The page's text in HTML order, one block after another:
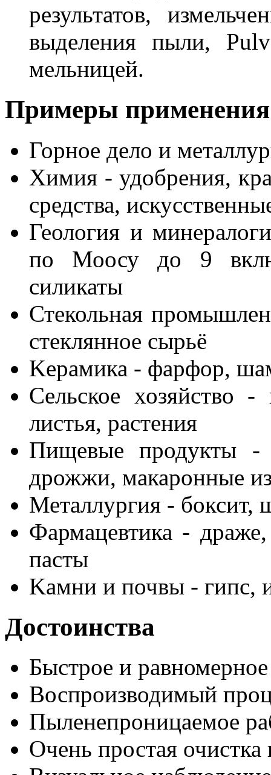
результатов,
выделения пыли,
мельницей.
Примеры применения
Горное дело и
Химия - удобрения,
средства,
Геология и
по Моосу до 9
силикаты
Стекольная
стеклянное сырьё
Kерамика - фарфор,
Сельское хозяйство
листья, растения
Пищевые продукты -
дрожжи, макаронные
Металлургия - боксит,
Фармацевтика - драже,
пасты
Kамни и почвы - гипс,
Достоинства
Быстрое и
Воспроизводимый
Пыленепроницаемое
Очень простая очистка